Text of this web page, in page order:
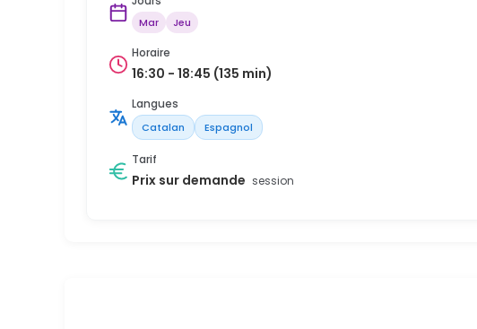
Mar Jeu
Horaire
16:30 - 18:45 (135 min)
Langues
Catalan Espagnol
Tarif
Prix sur demande session